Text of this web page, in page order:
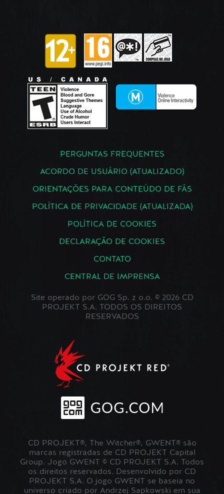
PERGUNTAS FREQUENTES
ACORDO DE USUÁRIO (ATUALIZADO)
ORIENTAÇÕES PARA CONTEÚDO DE FÃS
POLÍTICA DE PRIVACIDADE (ATUALIZADA)
POLÍTICA DE COOKIES
DECLARAÇÃO DE COOKIES
CONTATO
CENTRAL DE IMPRENSA
Site operado por GOG Sp. z o.o. © 2026 CD
PROJEKT S.A. TODOS OS DIREITOS
RESERVADOS
CD PROJEKT®, The Witcher®, GWENT® são
marcas registradas de CD PROJEKT Capital
Group. Jogo GWENT © CD PROJEKT S.A. Todos
os direitos reservados. Desenvolvido por CD
PROJEKT S.A. O jogo GWENT se baseia no
universo criado por Andrzej Sapkowski em sua